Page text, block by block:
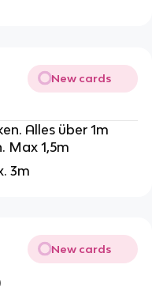
New cards
Alles über 1m
Max 1,5m
3m
New cards